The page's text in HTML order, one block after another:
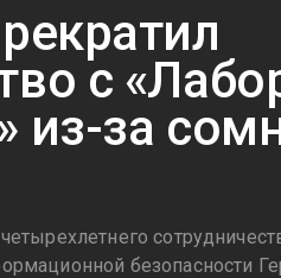
с
из-за
безопасности